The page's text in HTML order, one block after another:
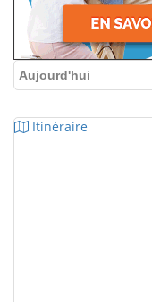
Aujourd'hui
Itinéraire